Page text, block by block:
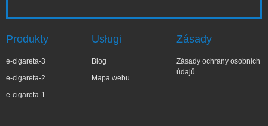
Produkty
e-cigareta-3
e-cigareta-2
e-cigareta-1
Usługi
Blog
Mapa webu
Zásady
Zásady ochrany osobních
údajů